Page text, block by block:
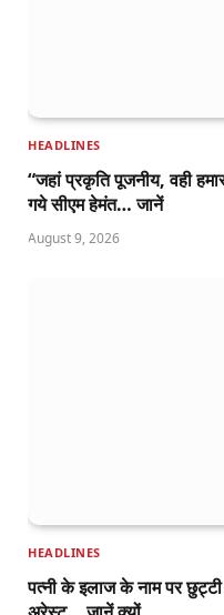
HEADLINES
“जहां प्रकृति पूजनीय, वही
गये सीएम हेमंत… जानें
August 9, 2026
HEADLINES
पत्नी के इलाज के नाम पर